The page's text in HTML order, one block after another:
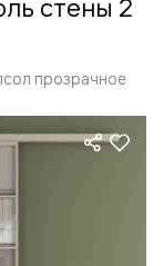
стены 2
прозрачное